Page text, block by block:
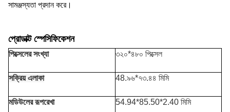
সামঞ্জস্যতা প্রদান করে।
প্রোডাক্ট স্পেসিফিকেশন
পিক্সেলের সংখ্যা ৩২০*৪৮০ পিক্সেল
সক্রিয় এলাকা 48.৯৬*৭৩.৪৪ মিমি
মডিউলের রূপরেখা 54.94*85.50*2.40 মিমি